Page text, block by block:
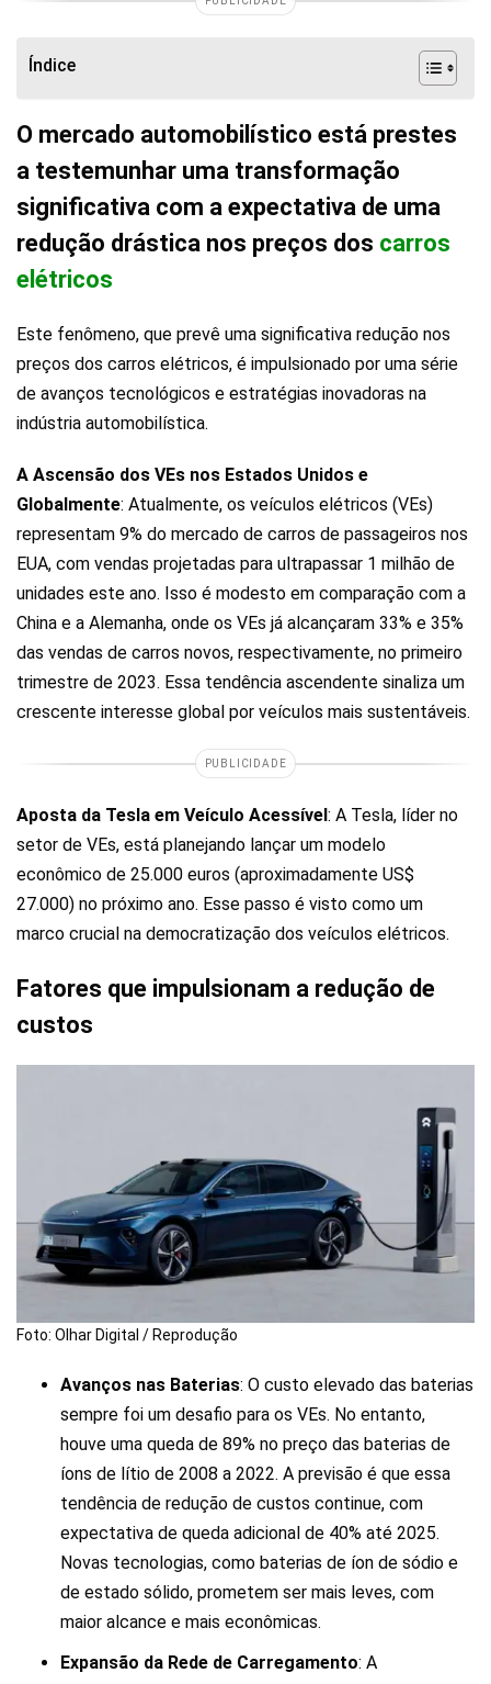
Índice
O mercado automobilístico está prestes
a testemunhar uma transformação
significativa com a expectativa de uma
redução drástica nos preços dos carros
elétricos
Este fenômeno, que prevê uma significativa redução nos
preços dos carros elétricos, é impulsionado por uma série
de avanços tecnológicos e estratégias inovadoras na
indústria automobilística.
A Ascensão dos VEs nos Estados Unidos e
Globalmente: Atualmente, os veículos elétricos (VEs)
representam 9% do mercado de carros de passageiros nos
EUA, com vendas projetadas para ultrapassar 1 milhão de
unidades este ano. Isso é modesto em comparação com a
China e a Alemanha, onde os VEs já alcançaram 33% e 35%
das vendas de carros novos, respectivamente, no primeiro
trimestre de 2023. Essa tendência ascendente sinaliza um
crescente interesse global por veículos mais sustentáveis.
PUBLICIDADE
Aposta da Tesla em Veículo Acessível : A Tesla, líder no
setor de VEs, está planejando lançar um modelo
econômico de 25.000 euros (aproximadamente US$
27.000) no próximo ano. Esse passo é visto como um
marco crucial na democratização dos veículos elétricos.
Fatores que impulsionam a redução de
custos
Foto: Olhar Digital / Reprodução
Avanços nas Baterias: O custo elevado das baterias
sempre foi um desafio para os VEs. No entanto,
houve uma queda de 89% no preço das baterias de
íons de lítio de 2008 a 2022. A previsão é que essa
tendência de redução de custos continue, com
expectativa de queda adicional de 40% até 2025.
Novas tecnologias, como baterias de íon de sódio e
de estado sólido, prometem ser mais leves, com
maior alcance e mais econômicas.
Expansão da Rede de Carregamento: A